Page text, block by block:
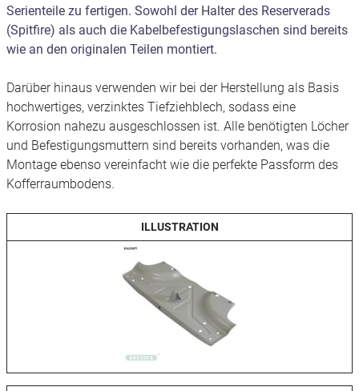
Serienteile zu fertigen. Sowohl der Halter des Reserverads
(Spitfire) als auch die Kabelbefestigungslaschen sind bereits
wie an den originalen Teilen montiert.
Darüber hinaus verwenden wir bei der Herstellung als Basis
hochwertiges, verzinktes Tiefziehblech, sodass eine
Korrosion nahezu ausgeschlossen ist. Alle benötigten Löcher
und Befestigungsmuttern sind bereits vorhanden, was die
Montage ebenso vereinfacht wie die perfekte Passform des
Kofferraumbodens.
ILLUSTRATION